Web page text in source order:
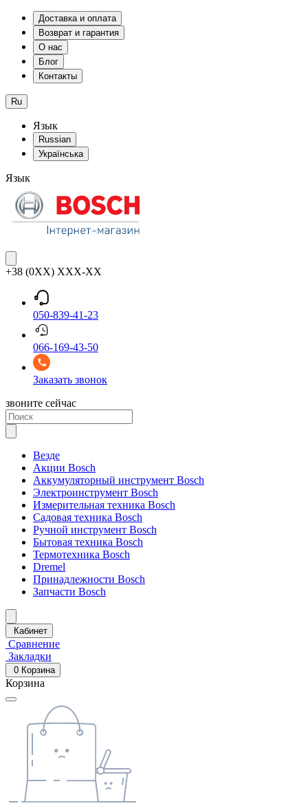
Доставка и оплата
Возврат и гарантия
О нас
Блог
Контакты
Ru
Язык
Russian
Українська
Язык
+38 (0XX) XXX-XX
050-839-41-23
066-169-43-50
Заказать звонок
звоните сейчас
Везде
Акции Bosch
Аккумуляторный инструмент Bosch
Электроинструмент Bosch
Измерительная техника Bosch
Садовая техника Bosch
Ручной инструмент Bosch
Бытовая техника Bosch
Термотехника Bosch
Dremel
Принадлежности Bosch
Запчасти Bosch
Кабинет
Сравнение
Закладки
0 Корзина
Корзина